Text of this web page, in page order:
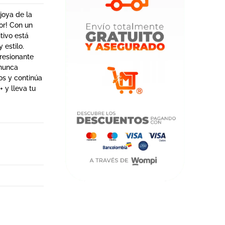
de la
Con un
está
estilo.
y continúa
y lleva tu